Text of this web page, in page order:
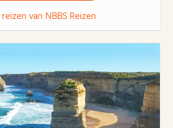
van NBBS Reizen